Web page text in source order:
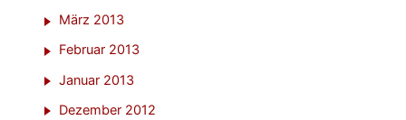
März 2013
Februar 2013
Januar 2013
Dezember 2012